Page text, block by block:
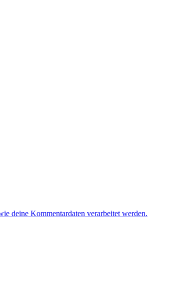
deine Kommentardaten verarbeitet werden.